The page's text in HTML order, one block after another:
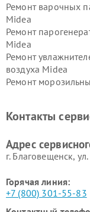
Ремонт варочных
Midea
Ремонт
Midea
Ремонт
воздуха Midea
Ремонт
пылесосов Midea
Контакты
Адрес
г. Благовещенск,
Горячая линия:
+7 (800) 301-55-83